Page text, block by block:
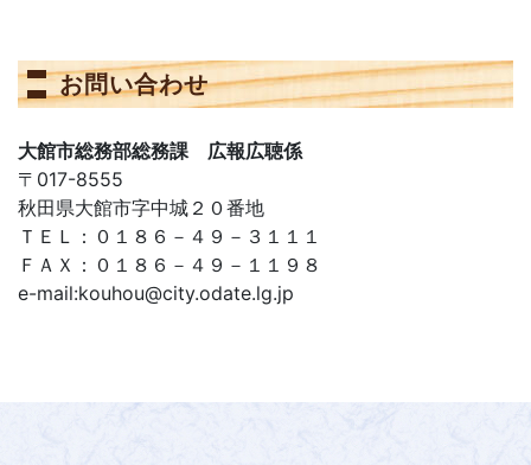
お問い合わせ
大館市総務部総務課 広報広聴係
〒017-8555
秋田県大館市字中城２０番地
ＴＥＬ：０１８６－４９－３１１１
ＦＡＸ：０１８６－４９－１１９８
e-mail:kouhou@city.odate.lg.jp